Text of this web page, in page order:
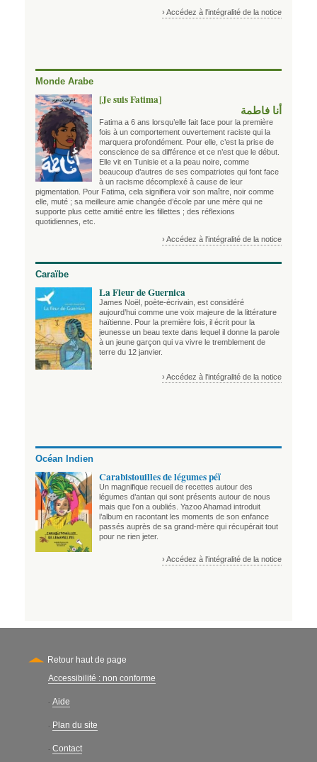
› Accédez à l'intégralité de la notice
Monde Arabe
[Je suis Fatima]
أنا فاطمة
Fatima a 6 ans lorsqu’elle fait face pour la première
fois à un comportement ouvertement raciste qui la
marquera profondément. Pour elle, c’est la prise de
conscience de sa différence et ce n’est que le début.
Elle vit en Tunisie et a la peau noire, comme
beaucoup d’autres de ses compatriotes qui font face
à un racisme décomplexé à cause de leur
pigmentation. Pour Fatima, cela signifiera voir son maître, noir comme
elle, muté ; sa meilleure amie changée d’école par une mère qui ne
supporte plus cette amitié entre les fillettes ; des réflexions
quotidiennes, etc.
› Accédez à l'intégralité de la notice
Caraïbe
La Fleur de Guernica
James Noël, poète-écrivain, est considéré
aujourd’hui comme une voix majeure de la littérature
haïtienne. Pour la première fois, il écrit pour la
jeunesse un beau texte dans lequel il donne la parole
à un jeune garçon qui va vivre le tremblement de
terre du 12 janvier.
› Accédez à l'intégralité de la notice
Océan Indien
Carabistouilles de légumes péï
Un magnifique recueil de recettes autour des
légumes d’antan qui sont présents autour de nous
mais que l’on a oubliés. Yazoo Ahamad introduit
l’album en racontant les moments de son enfance
passés auprès de sa grand-mère qui récupérait tout
pour ne rien jeter.
› Accédez à l'intégralité de la notice
Retour haut de page
Secondary
Accessibilité : non conforme
- Aide
- Plan du site
- Contact